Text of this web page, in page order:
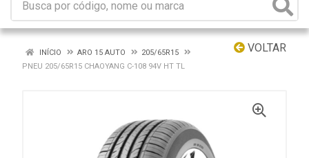
VOLTAR
INÍCIO ARO 15 AUTO
205/65R15
PNEU 205/65R15 CHAOYANG C-108 94V HT TL